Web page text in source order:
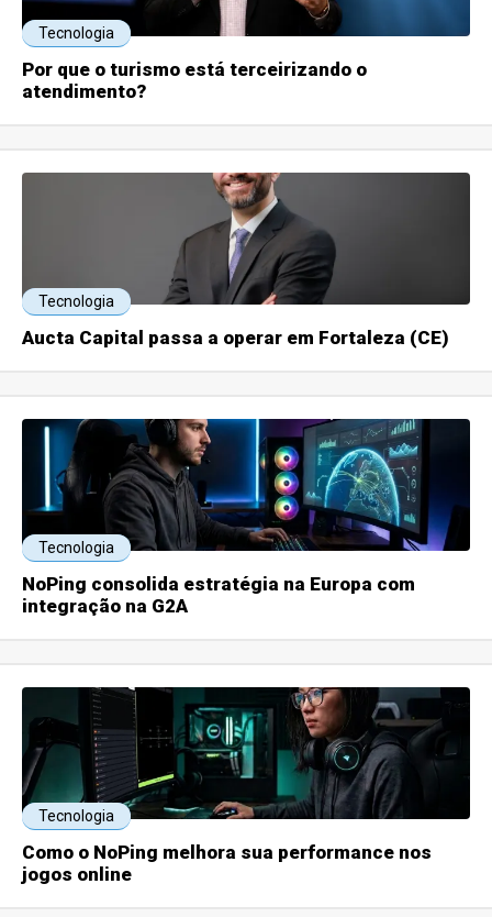
Tecnologia
Por que o turismo está terceirizando o
atendimento?
Tecnologia
Aucta Capital passa a operar em Fortaleza (CE)
Tecnologia
NoPing consolida estratégia na Europa com
integração na G2A
Tecnologia
Como o NoPing melhora sua performance nos
jogos online